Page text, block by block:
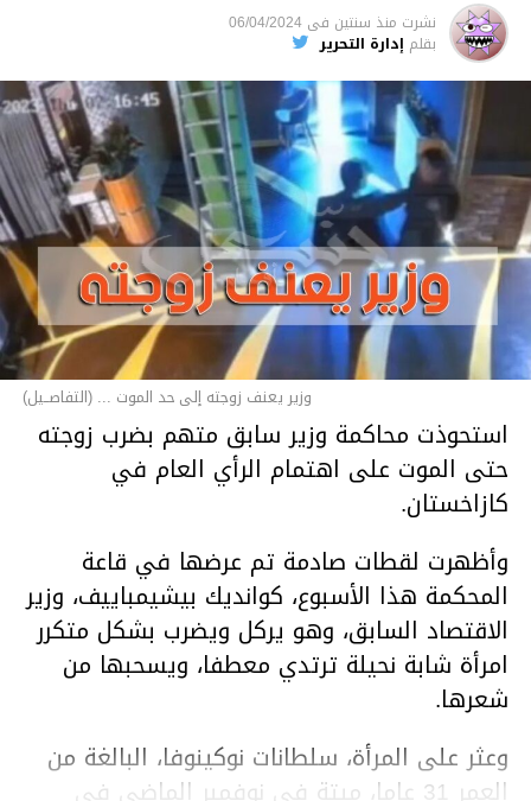
نشرت منذ سنتين فى 06/04/2024
بقلم إدارة التحرير
وزير يعنف زوجته إلى حد الموت ... (التفاصــيل)
استحوذت محاكمة وزير سابق متهم بضرب زوجته
حتى الموت على اهتمام الرأي العام في
كازاخستان.
وأظهرت لقطات صادمة تم عرضها في قاعة
المحكمة هذا الأسبوع، كوانديك بيشيمباييف، وزير
الاقتصاد السابق، وهو يركل ويضرب بشكل متكرر
امرأة شابة نحيلة ترتدي معطفا، ويسحبها من
شعرها.
وعثر على المرأة، سلطانات نوكينوفا، البالغة من
العمر 31 عاما، ميتة في نوفمبر الماضي في